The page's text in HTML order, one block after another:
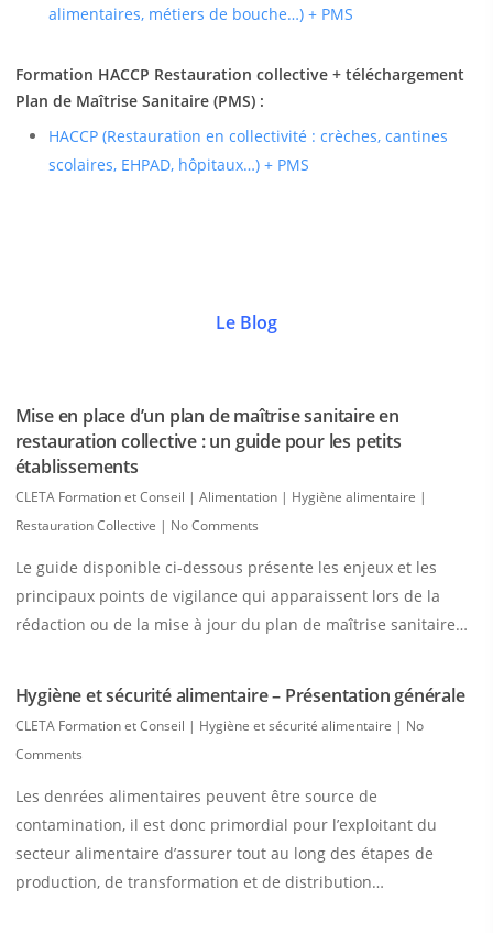
alimentaires, métiers de bouche…) + PMS
Formation HACCP Restauration collective + téléchargement
Plan de Maîtrise Sanitaire (PMS) :
HACCP (Restauration en collectivité : crèches, cantines
scolaires, EHPAD, hôpitaux…) + PMS
Le Blog
Mise en place d’un plan de maîtrise sanitaire en
restauration collective : un guide pour les petits
établissements
CLETA Formation et Conseil | Alimentation | Hygiène alimentaire |
Restauration Collective | No Comments
Le guide disponible ci-dessous présente les enjeux et les
principaux points de vigilance qui apparaissent lors de la
rédaction ou de la mise à jour du plan de maîtrise sanitaire…
Hygiène et sécurité alimentaire – Présentation générale
CLETA Formation et Conseil | Hygiène et sécurité alimentaire | No
Comments
Les denrées alimentaires peuvent être source de
contamination, il est donc primordial pour l’exploitant du
secteur alimentaire d’assurer tout au long des étapes de
production, de transformation et de distribution…